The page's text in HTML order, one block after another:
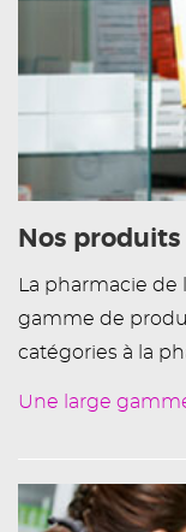
Nos produits
La pharmacie
gamme de
catégories à la
Une large